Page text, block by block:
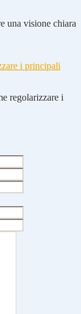
una visione chiara
i principali
regolarizzare i